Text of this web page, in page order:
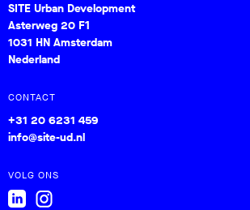
SITE Urban Development
Asterweg 20 F1
1031 HN Amsterdam
Nederland
CONTACT
+31 20 6231 459
info@site-ud.nl
VOLG ONS